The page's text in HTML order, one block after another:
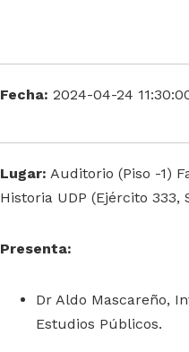
Fecha: 2024-04-24
Lugar: Auditorio (Piso -1)
Historia UDP (Ejército 333,
Presenta:
Dr Aldo Mascareño,
Estudios Públicos.